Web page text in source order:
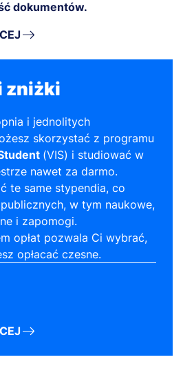
dokumentów.
zniżki
i jednolitych
skorzystać z programu
(VIS) i studiować w
nawet za darmo.
te same stypendia, co
w tym naukowe,
i zapomogi.
opłat pozwala Ci wybrać,
opłacać czesne.